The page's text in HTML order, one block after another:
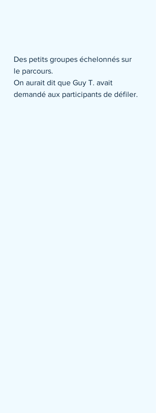
Des petits groupes échelonnés sur
le parcours.
On aurait dit que Guy T. avait
demandé aux participants de défiler.